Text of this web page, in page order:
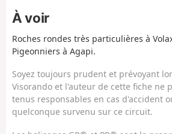
À voir
Roches rondes très particulières à
Pigeonniers à Agapi.
Soyez toujours prudent et prévoyant
Visorando et l'auteur de cette fiche ne
tenus responsables en cas d'accident
quelconque survenu sur ce circuit.